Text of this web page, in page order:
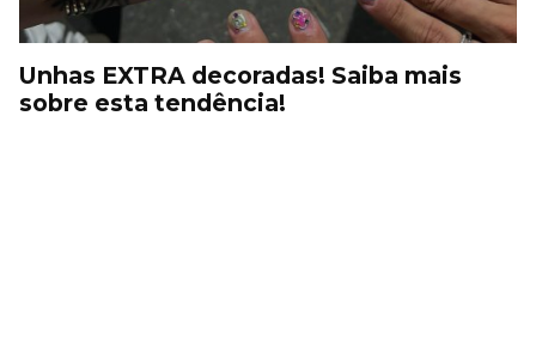
Unhas EXTRA decoradas! Saiba mais
sobre esta tendência!